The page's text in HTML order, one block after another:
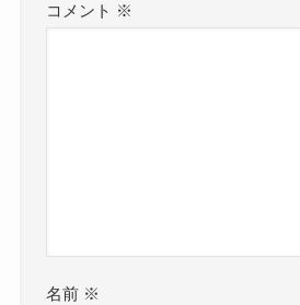
コメント ※
名前 ※